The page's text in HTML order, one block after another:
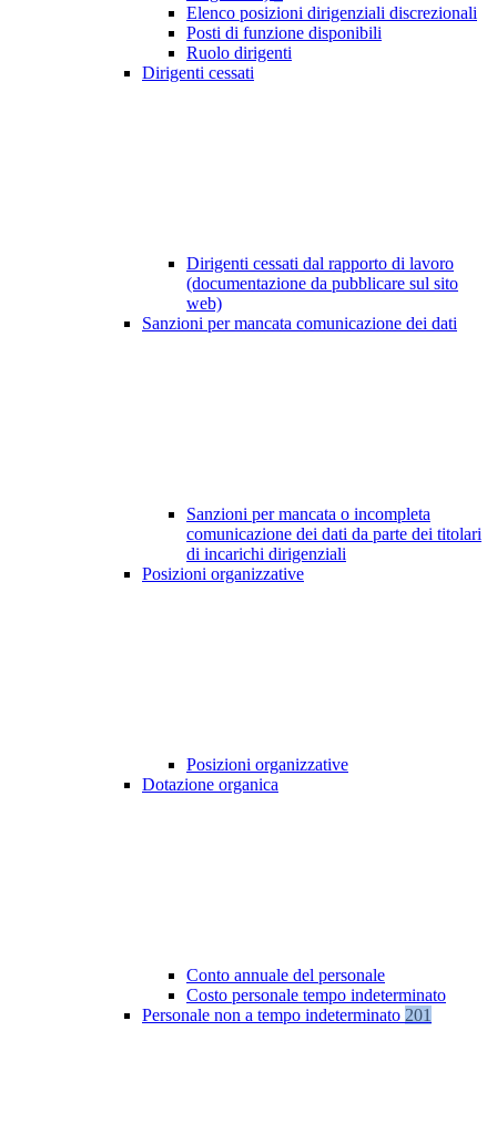
Elenco posizioni dirigenziali discrezionali
Posti di funzione disponibili
Ruolo dirigenti
Dirigenti cessati
Dirigenti cessati dal rapporto di lavoro
(documentazione da pubblicare sul sito
web)
Sanzioni per mancata comunicazione dei dati
Sanzioni per mancata o incompleta
comunicazione dei dati da parte dei titolari
di incarichi dirigenziali
Posizioni organizzative
Posizioni organizzative
Dotazione organica
Conto annuale del personale
Costo personale tempo indeterminato
Personale non a tempo indeterminato 201